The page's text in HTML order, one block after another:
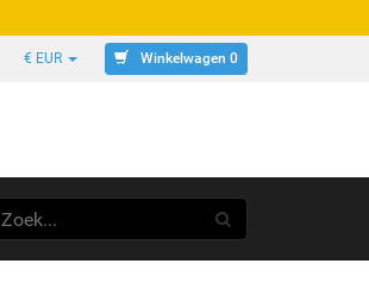
€ EUR Winkelwagen 0